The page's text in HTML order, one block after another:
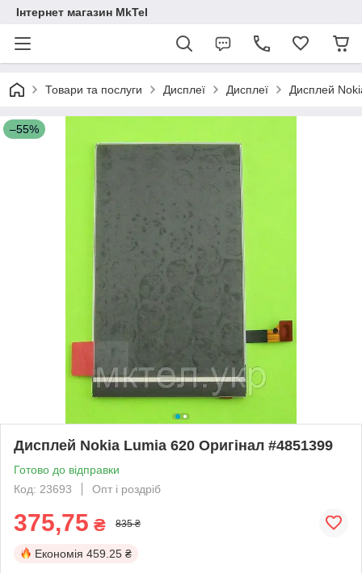
Інтернет магазин MkTel
Товари та послуги Дисплеї Дисплеї Дисплей
–55%
Дисплей Nokia Lumia 620 Оригінал #4851399
Готово до відправки
Код: 23693
Опт і роздріб
375,75 ₴ 835 ₴
Економія 459.25 ₴